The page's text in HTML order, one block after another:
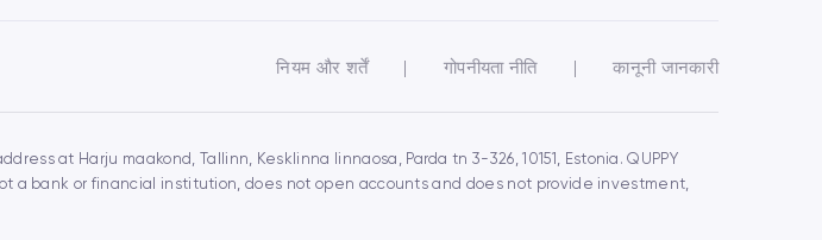
नियम और शर्तें | गोपनीयता नीति | कानूनी जानकारी
at Harju maakond, Tallinn, Kesklinna linnaosa, Parda tn 3-326, 10151, Estonia. QUPPY
a bank or financial institution, does not open accounts and does not provide investment,